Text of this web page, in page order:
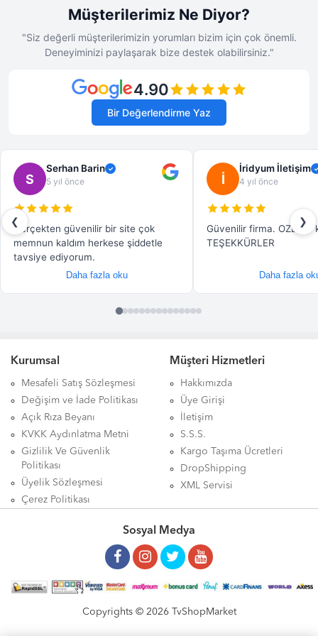
Kurumsal
Mesafeli Satış Sözleşmesi
Değişim ve İade Politikası
Açık Rıza Beyanı
KVKK Aydınlatma Metni
Gizlilik Ve Güvenlik
Politikası
Üyelik Sözleşmesi
Çerez Politikası
Müşteri Hizmetleri
Hakkımızda
Üye Girişi
İletişim
S.S.S.
Kargo Taşıma Ücretleri
DropShipping
XML Servisi
Sosyal Medya
Copyrights © 2026 TvShopMarket